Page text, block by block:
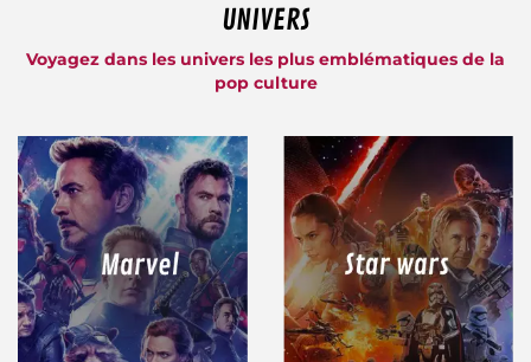
UNIVERS
Voyagez dans les univers les plus emblématiques de la
pop culture